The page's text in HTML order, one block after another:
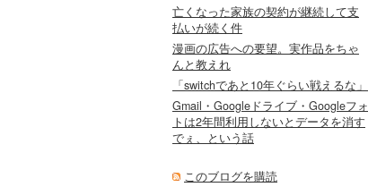
亡くなった家族の契約が継続して支
払いが続く件
漫画の広告への要望。実作品をちゃ
んと教えれ
「switchであと10年ぐらい戦えるな」
Gmail・Googleドライブ・Googleフォ
トは2年間利用しないとデータを消す
でぇ、という話
このブログを購読